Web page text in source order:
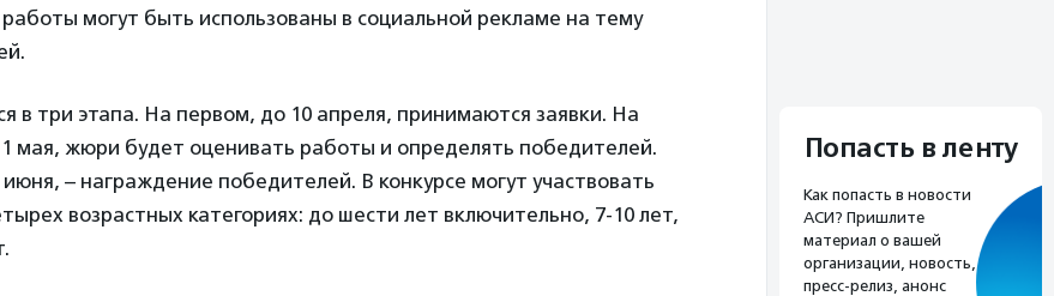
могут быть использованы в социальной рекламе на тему
в три этапа. На первом, до 10 апреля, принимаются заявки. На
мая, жюри будет оценивать работы и определять победителей.
– награждение победителей. В конкурсе могут участвовать
возрастных категориях: до шести лет включительно, 7-10 лет,
Попасть в ленту
Как попасть в новости
АСИ? Пришлите
материал о вашей
организации, новость,
пресс-релиз, анонс